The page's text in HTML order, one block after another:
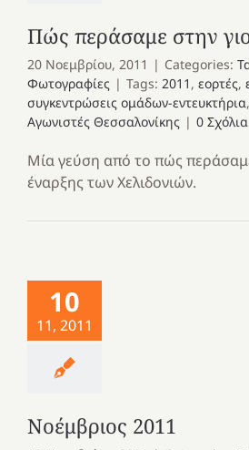
Πώς περάσαμε στην
20 Νοεμβρίου, 2011 | Categories:
Φωτογραφίες | Tags: 2011 , εορτές,
συγκεντρώσεις ομάδων-εντευκτήρια,
Αγωνιστές Θεσσαλονίκης | 0 Σχόλια
Μία γεύση από το πώς
έναρξης των Χελιδονιών.
10
11, 2011
Νοέμβριος 2011